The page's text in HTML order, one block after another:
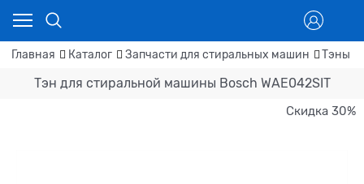
Главная Каталог Запчасти для стиральных машин Тэны
Тэн для стиральной машины Bosch WAE042SIT
Скидка 30%